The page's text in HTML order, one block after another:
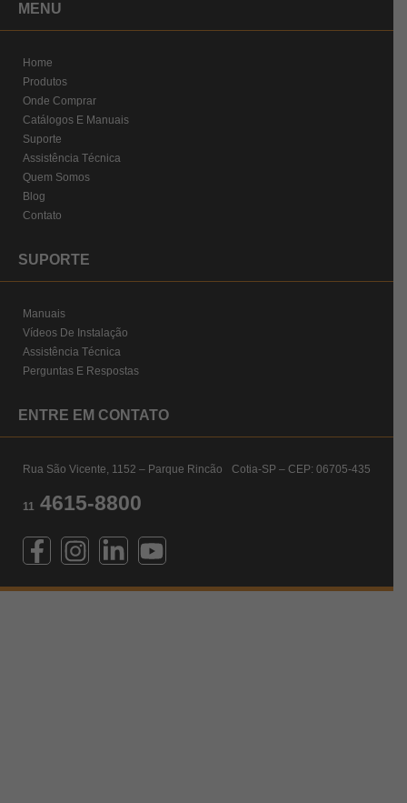
MENU
Home
Produtos
Onde Comprar
Catálogos E Manuais
Suporte
Assistência Técnica
Quem Somos
Blog
Contato
SUPORTE
Manuais
Vídeos De Instalação
Assistência Técnica
Perguntas E Respostas
ENTRE EM CONTATO
Rua São Vicente, 1152 – Parque Rincão Cotia-SP – CEP: 06705-435
11 4615-8800